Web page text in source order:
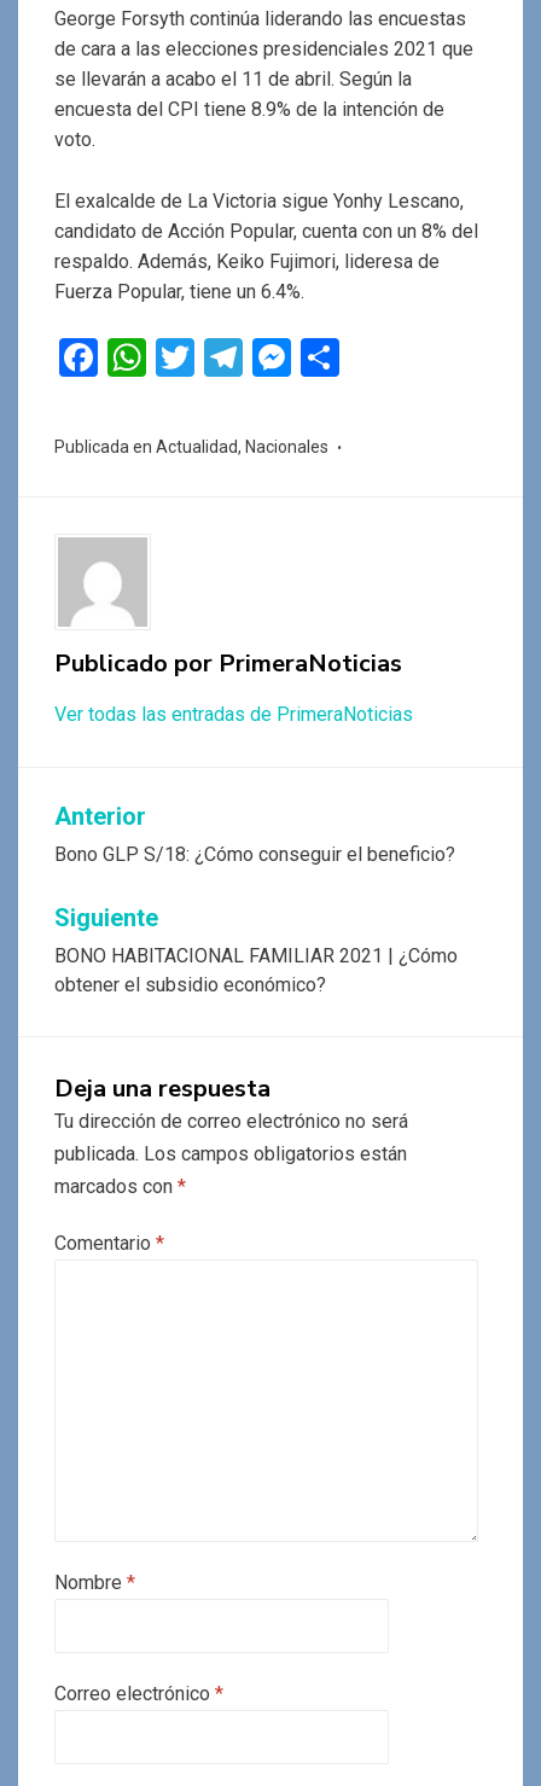
George Forsyth continúa liderando las encuestas
de cara a las elecciones presidenciales 2021 que
se llevarán a acabo el 11 de abril. Según la
encuesta del CPI tiene 8.9% de la intención de
voto.
El exalcalde de La Victoria sigue Yonhy Lescano,
candidato de Acción Popular, cuenta con un 8% del
respaldo. Además, Keiko Fujimori, lideresa de
Fuerza Popular, tiene un 6.4%.
F
ce
o
k
W
at
p
T
tt
T
e
M
se m
Publicada en Actualidad, Nacionales
Publicado por PrimeraNoticias
Ver todas las entradas de PrimeraNoticias
Navegación
de
entradas
Anterior
Bono GLP S/18: ¿Cómo conseguir el beneficio?
Siguiente
BONO HABITACIONAL FAMILIAR 2021 | ¿Cómo
obtener el subsidio económico?
Deja una respuesta
Tu dirección de correo electrónico no será
publicada. Los campos obligatorios están
marcados con *
Comentario *
Nombre *
Correo electrónico *